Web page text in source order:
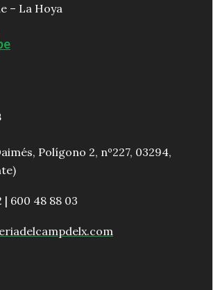
– La Hoya
Polígono 2, nº227, 03294,
| 600 48 88 03